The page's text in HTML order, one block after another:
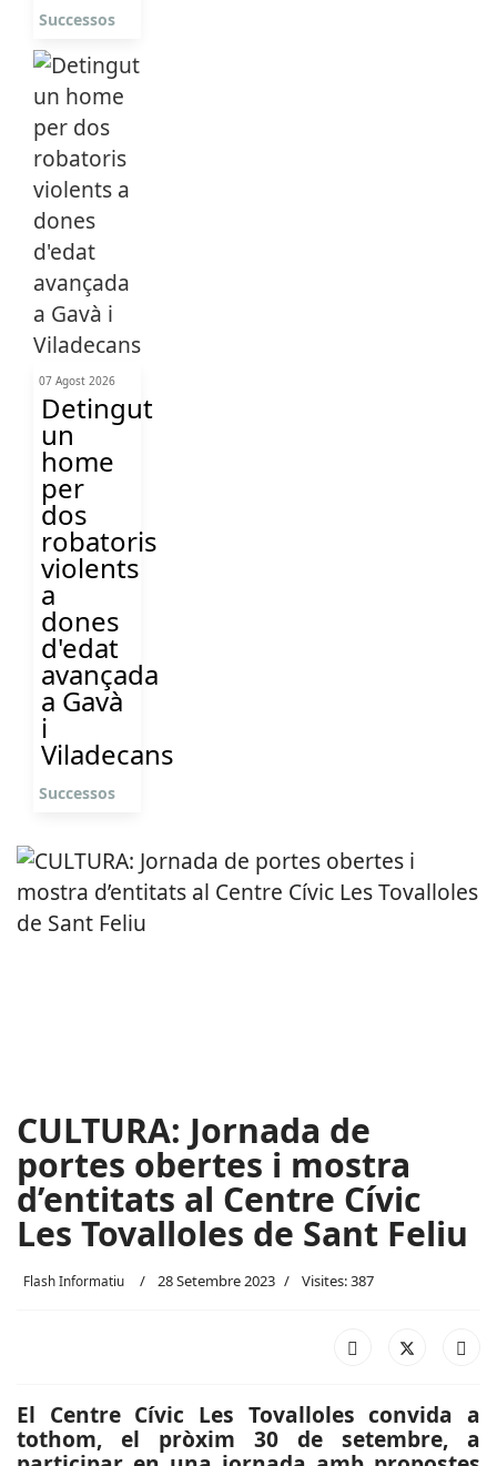
Successos
07 Agost 2026
Detingut
un
home
per
dos
robatoris
violents
a
dones
d'edat
avançada
a Gavà
i
Viladecans
Successos
CULTURA: Jornada de
portes obertes i mostra
d’entitats al Centre Cívic
Les Tovalloles de Sant Feliu
Flash Informatiu 28 Setembre 2023 Visites: 387
El Centre Cívic Les Tovalloles convida a
tothom, el pròxim 30 de setembre, a